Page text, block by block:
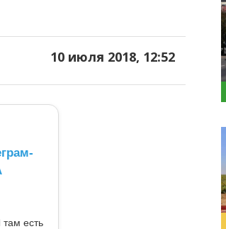
10 июля 2018, 12:52
есть